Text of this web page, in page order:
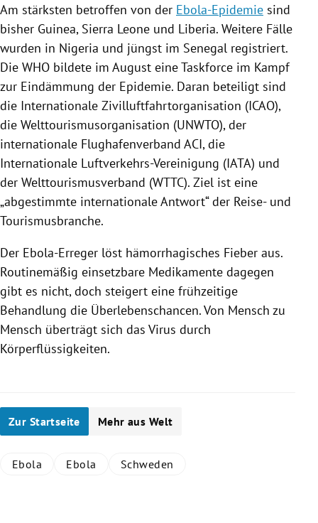
Am stärksten betroffen von der Ebola-Epidemie sind
bisher Guinea, Sierra Leone und Liberia. Weitere Fälle
wurden in Nigeria und jüngst im Senegal registriert.
Die WHO bildete im August eine Taskforce im Kampf
zur Eindämmung der Epidemie. Daran beteiligt sind
die Internationale Zivilluftfahrtorganisation (ICAO),
die Welttourismusorganisation (UNWTO), der
internationale Flughafenverband ACI, die
Internationale Luftverkehrs-Vereinigung (IATA) und
der Welttourismusverband (WTTC). Ziel ist eine
„abgestimmte internationale Antwort“ der Reise- und
Tourismusbranche.
Der Ebola-Erreger löst hämorrhagisches Fieber aus.
Routinemäßig einsetzbare Medikamente dagegen
gibt es nicht, doch steigert eine frühzeitige
Behandlung die Überlebenschancen. Von Mensch zu
Mensch überträgt sich das Virus durch
Körperflüssigkeiten.
Zur Startseite Mehr aus Welt
Ebola Ebola Schweden